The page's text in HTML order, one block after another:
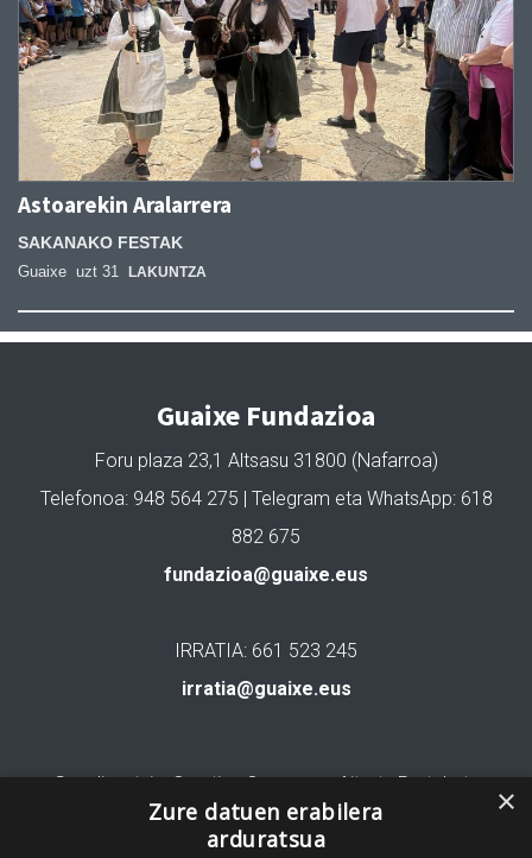
Astoarekin Aralarrera
SAKANAKO FESTAK
Guaixe uzt 31 LAKUNTZA
Guaixe Fundazioa
Foru plaza 23,1 Altsasu 31800 (Nafarroa)
Telefonoa: 948 564 275 | Telegram eta WhatsApp: 618
882 675
fundazioa@guaixe.eus
IRRATIA: 661 523 245
irratia@guaixe.eus
Gure lizentzia: Creative Commons Aitortu Partekatu
Codesyntaxek garatua
×
Zure datuen erabilera
arduratsua